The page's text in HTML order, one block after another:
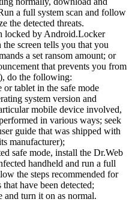
a full system scan and follow
the detected threats.
locked by Android.Locker
the screen tells you that you
a set ransom amount; or
that prevents you from
do the following:
tablet in the safe mode
system version and
mobile device involved,
in various ways; seek
guide that was shipped with
manufacturer);
safe mode, install the Dr.Web
handheld and run a full
the steps recommended for
have been detected;
turn it on as normal.